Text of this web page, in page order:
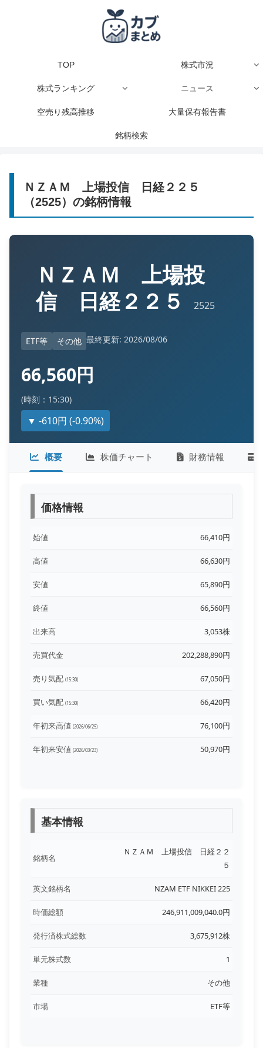
TOP 株式市況
株式ランキング ニュース
空売り残高推移 大量保有報告書
銘柄検索
ＮＺＡＭ 上場投信 日経２２５
（2525）の銘柄情報
ＮＺＡＭ 上場投
信 日経２２５
2525
ETF等 その他 最終更新: 2026/08/06
66,560円
(時刻：15:30)
▼ -610円 (-0.90%)
概要 株価チャート 財務情報
価格情報
始値 66,410円
高値 66,630円
安値 65,890円
終値 66,560円
出来高 3,053株
売買代金 202,288,890円
売り気配 (15:30) 67,050円
買い気配 (15:30) 66,420円
年初来高値 (2026/06/25) 76,100円
年初来安値 (2026/03/23) 50,970円
基本情報
銘柄名
ＮＺＡＭ 上場投信 日経２２
５
英文銘柄名 NZAM ETF NIKKEI 225
時価総額 246,911,009,040.0円
発行済株式総数 3,675,912株
単元株式数 1
業種 その他
市場 ETF等